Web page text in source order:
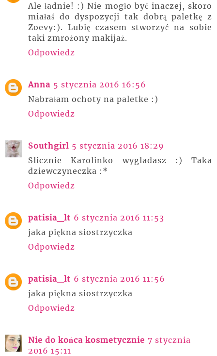
Ale ładnie! :) Nie mogło być inaczej, skoro
miałaś do dyspozycji tak dobrą paletkę z
Zoevy:). Lubię czasem stworzyć na sobie
taki zmrożony makijaż.
Odpowiedz
Anna 5 stycznia 2016 16:56
Nabrałam ochoty na paletke :)
Odpowiedz
Southgirl 5 stycznia 2016 18:29
Slicznie Karolinko wygladasz :) Taka
dziewczyneczka :*
Odpowiedz
patisia_lt 6 stycznia 2016 11:53
jaka piękna siostrzyczka
Odpowiedz
patisia_lt 6 stycznia 2016 11:56
jaka piękna siostrzyczka
Odpowiedz
Nie do końca kosmetycznie 7 stycznia
2016 15:11